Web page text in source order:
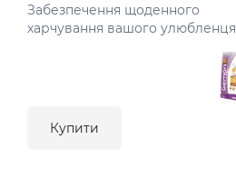
Забезпечення щоденного
харчування вашого улюбленця
Купити